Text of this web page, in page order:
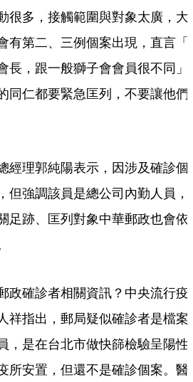
很多，接觸範圍與對象太廣，大
有第二、三例個案出現，直言「
長，跟一般獅子會會員很不同」
同仁都要緊急匡列，不要讓他們
經理郭純陽表示，因涉及確診個
但強調該員是總公司內勤人員，
足跡、匡列對象中華郵政也會依
政確診者相關資訊？中央流行疫
祥指出，郵局疑似確診者是檔案
，是在台北市做快篩檢驗呈陽性
所安置，但還不是確診個案。醫